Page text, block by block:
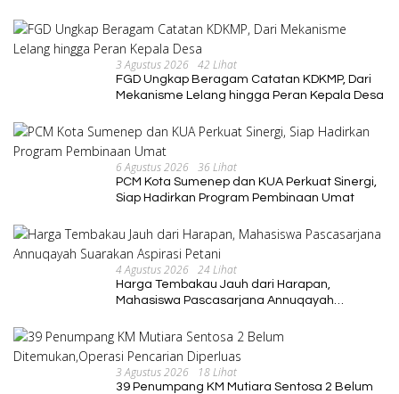
3 Agustus 2026 42 Lihat
FGD Ungkap Beragam Catatan KDKMP, Dari
Mekanisme Lelang hingga Peran Kepala Desa
6 Agustus 2026 36 Lihat
PCM Kota Sumenep dan KUA Perkuat Sinergi,
Siap Hadirkan Program Pembinaan Umat
4 Agustus 2026 24 Lihat
Harga Tembakau Jauh dari Harapan,
Mahasiswa Pascasarjana Annuqayah
3 Agustus 2026 18 Lihat
39 Penumpang KM Mutiara Sentosa 2 Belum